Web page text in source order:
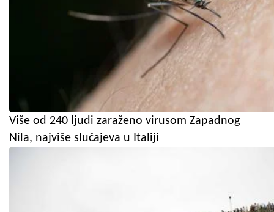
Više od 240 ljudi zaraženo virusom Zapadnog
Nila, najviše slučajeva u Italiji